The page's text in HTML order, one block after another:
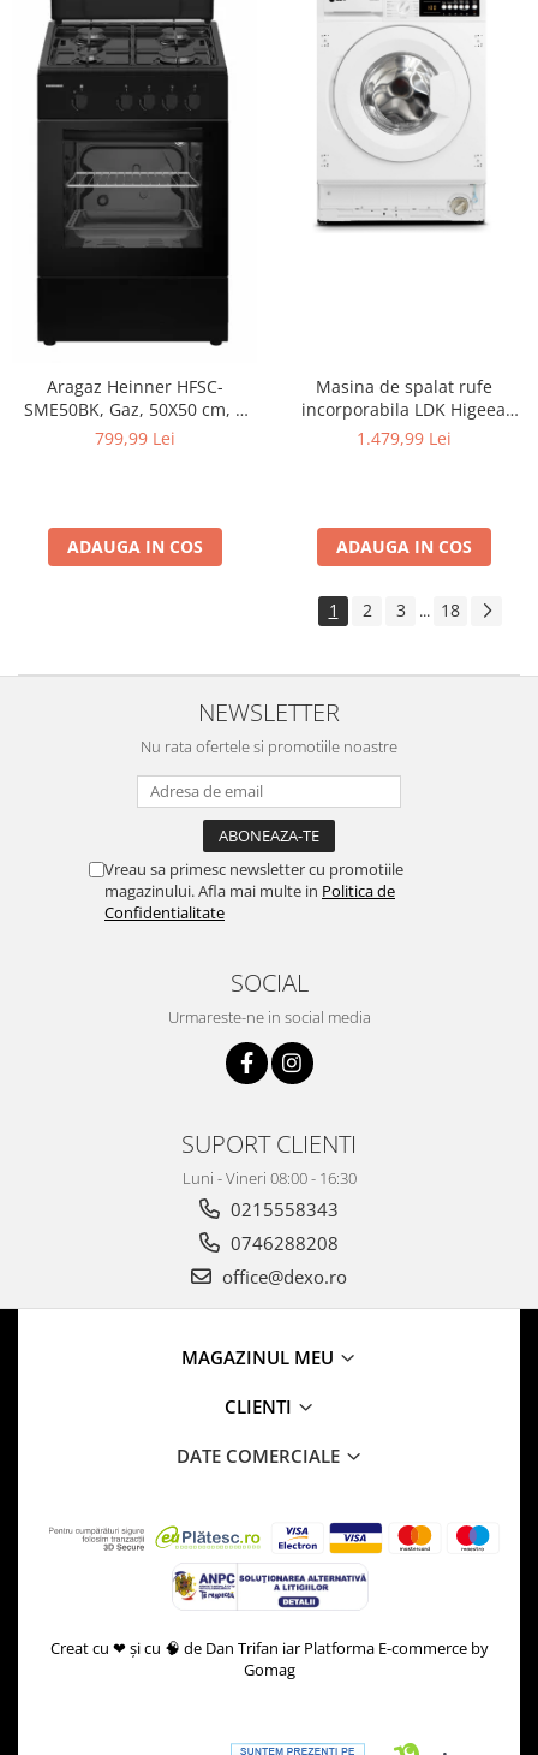
Aragaz Heinner HFSC-
SME50BK, Gaz, 50X50 cm, 4
arzatoare, Dispozitiv
799,99 Lei
ADAUGA IN COS
Masina de spalat rufe
incorporabila LDK Higeea
812DD BI, 8 Kg, Clasa D, 1200
1.479,99 Lei
ADAUGA IN COS
1 2 3 ... 18
NEWSLETTER
Nu rata ofertele si promotiile noastre
Vreau sa primesc newsletter cu promotiile
magazinului. Afla mai multe in Politica de
Confidentialitate
SOCIAL
Urmareste-ne in social media
SUPORT CLIENTI
Luni - Vineri 08:00 - 16:30
0215558343
0746288208
office@dexo.ro
MAGAZINUL MEU
CLIENTI
DATE COMERCIALE
Creat cu ❤ și cu 🧠 de Dan Trifan iar Platforma E-commerce by
Gomag